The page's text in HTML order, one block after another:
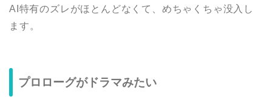
AI特有のズレがほとんどなくて、めちゃくちゃ没入し
ます。
プロローグがドラマみたい